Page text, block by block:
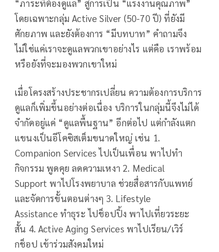
“ภาระที่ต้องดูแล” สู่การเป็น “แรงงานคุณภาพ”
โดยเฉพาะกลุ่ม Active Silver (50-70 ปี) ที่ยังมี
ศักยภาพ และยังต้องการ “มีบทบาท” คำถามจึง
ไม่ใช่แค่เราจะดูแลพวกเขาอย่างไร แต่คือ เราพร้อม
หรือยังที่จะมองพวกเขาใหม่
เมื่อโครงสร้างประชากรเปลี่ยน ความต้องการบริการ
ดูแลก็เพิ่มขึ้นอย่างต่อเนื่อง บริการในกลุ่มนี้จึงไม่ได้
จำกัดอยู่แค่ “ดูแลพื้นฐาน” อีกต่อไป แต่กำลังแตก
แขนงเป็นอีโคซิสเต็มขนาดใหญ่ เช่น 1.
Companion Services ไปเป็นเพื่อน พาไปทำ
กิจกรรม พูดคุย ลดความเหงา 2. Medical
Support พาไปโรงพยาบาล ช่วยสื่อสารกับแพทย์
และจัดการขั้นตอนต่างๆ 3. Lifestyle
Assistance ทำธุระ ไปช็อปปิ้ง พาไปเที่ยวระยะ
สั้น 4. Active Aging Services พาไปเรียน/เวิร์
กช็อป เข้าร่วมสังคมใหม่